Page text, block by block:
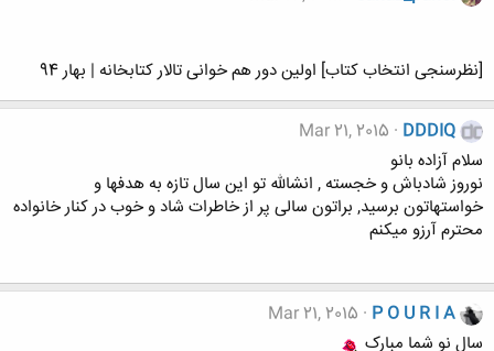
[نظرسنجی انتخاب کتاب] اولین دور هم خوانی تالار کتابخانه | بهار 94
DDDIQ
Mar 21, 2015
سلام آزاده بانو
نوروز شادباش و خجسته , انشالله تو این سال تازه به هدفها و
خواستهاتون برسید, براتون سالی پر از خاطرات شاد و خوب در کنار خانواده
محترم آرزو میکنم
P O U R I A
Mar 21, 2015
سال نو شما مبارک